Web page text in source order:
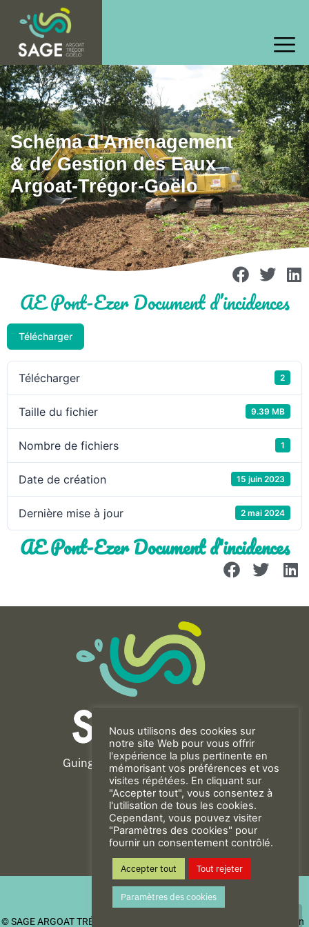
Schéma d'Aménagement
& de Gestion des Eaux
Argoat-Trégor-Goëlo
AE Pont-Ezer Document d’incidences
Télécharger
Télécharger 2
Taille du fichier 9.39 MB
Nombre de fichiers 1
Date de création 15 juin 2023
Dernière mise à jour 2 mai 2024
AE Pont-Ezer Document d'incidences
Mentions Légales
Politique de confidentialité
© SAGE ARGOAT TRÉGOR GOËLO
| Be New - Agence de communication
Guingamp-Paimpol Agglomération
11 rue de la Trinité
22200 GUINGAMP
02 96 40 23 82
CONTACT
Nous utilisons des cookies sur
notre site Web pour vous offrir
l'expérience la plus pertinente en
mémorisant vos préférences et vos
visites répétées. En cliquant sur
"Accepter tout", vous consentez à
l'utilisation de tous les cookies.
Cependant, vous pouvez visiter
"Paramètres des cookies" pour
fournir un consentement contrôlé.
Accepter tout Tout rejeter
Paramètres des cookies